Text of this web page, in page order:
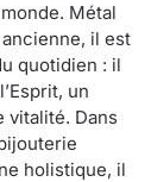
Métal
il est
quotidien : il
un
vitalité. Dans
holistique, il